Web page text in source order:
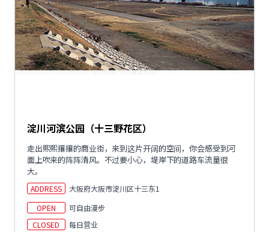
淀川河滨公园（十三野花区）
走出熙熙攘攘的商业街，来到这片开阔的空间，你会感受到河
面上吹来的阵阵清风。不过要小心，堤岸下的道路车流量很
大。
ADDRESS
大阪府大阪市淀川区十三东1
OPEN
可自由漫步
CLOSED
每日营业